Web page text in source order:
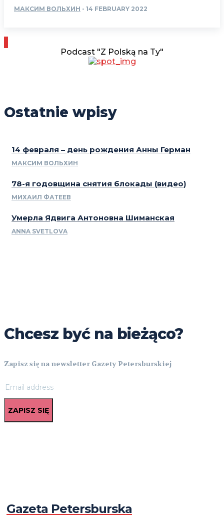
МАКСИМ ВОЛЬХИН - 14 FEBRUARY 2022
Podcast "Z Polską na Ty"
Ostatnie wpisy
14 февраля – день рождения Анны Герман
МАКСИМ ВОЛЬХИН
78-я годовщина снятия блокады (видео)
МИХАИЛ ФАТЕЕВ
Умерла Ядвига Антоновна Шиманская
ANNA SVETLOVA
Chcesz być na bieżąco?
Zapisz się na newsletter Gazety Petersburskiej
ZAPISZ SIĘ
Gazeta Petersburska